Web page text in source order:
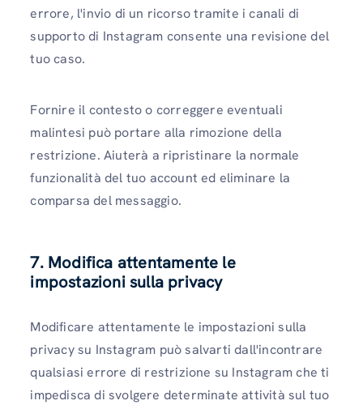
errore, l'invio di un ricorso tramite i canali di
supporto di Instagram consente una revisione del
tuo caso.
Fornire il contesto o correggere eventuali
malintesi può portare alla rimozione della
restrizione. Aiuterà a ripristinare la normale
funzionalità del tuo account ed eliminare la
comparsa del messaggio.
7. Modifica attentamente le
impostazioni sulla privacy
Modificare attentamente le impostazioni sulla
privacy su Instagram può salvarti dall'incontrare
qualsiasi errore di restrizione su Instagram che ti
impedisca di svolgere determinate attività sul tuo